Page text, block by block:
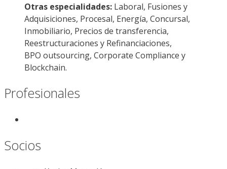
Otras especialidades: Laboral, Fusiones y
Adquisiciones, Procesal, Energía, Concursal,
Inmobiliario, Precios de transferencia,
Reestructuraciones y Refinanciaciones,
BPO outsourcing, Corporate Compliance y
Blockchain.
Profesionales
Socios